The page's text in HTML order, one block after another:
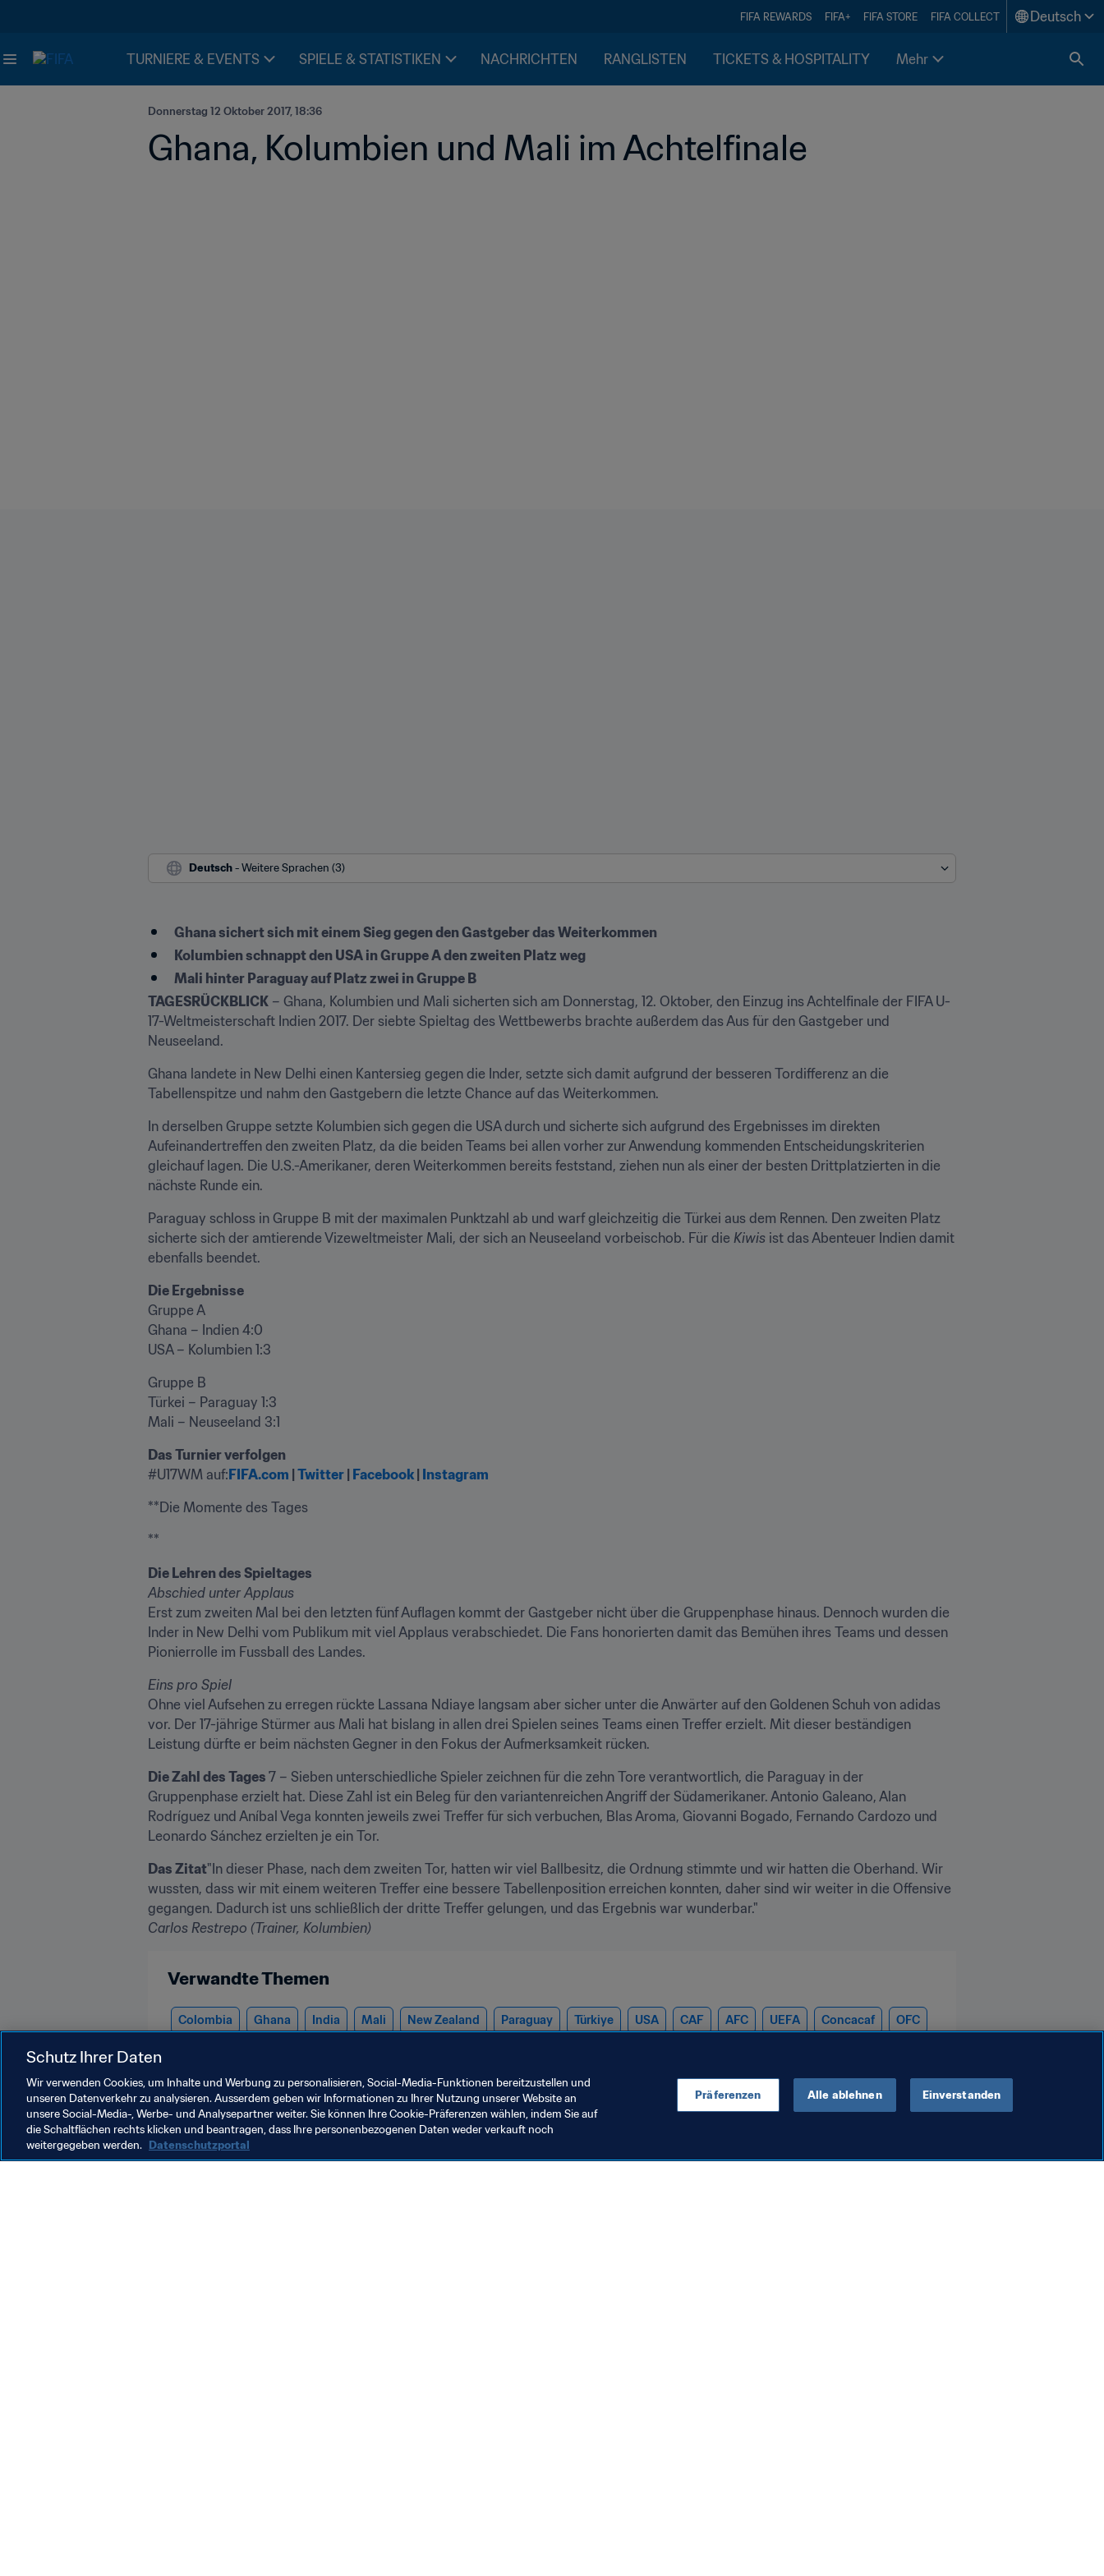
FIFA REWARDS FIFA+ FIFA STORE FIFA COLLECT Deutsch
TURNIERE & EVENTS SPIELE & STATISTIKEN NACHRICHTEN RANGLISTEN TICKETS & HOSPITALITY Mehr
Donnerstag 12 Oktober 2017, 18:36
Ghana, Kolumbien und Mali im Achtelfinale
Deutsch - Weitere Sprachen (3)
Ghana sichert sich mit einem Sieg gegen den Gastgeber das Weiterkommen
Kolumbien schnappt den USA in Gruppe A den zweiten Platz weg
Mali hinter Paraguay auf Platz zwei in Gruppe B
TAGESRÜCKBLICK – Ghana, Kolumbien und Mali sicherten sich am Donnerstag, 12. Oktober, den Einzug ins Achtelfinale der FIFA U-
17-Weltmeisterschaft Indien 2017. Der siebte Spieltag des Wettbewerbs brachte außerdem das Aus für den Gastgeber und
Neuseeland.
Ghana landete in New Delhi einen Kantersieg gegen die Inder, setzte sich damit aufgrund der besseren Tordifferenz an die
Tabellenspitze und nahm den Gastgebern die letzte Chance auf das Weiterkommen.
In derselben Gruppe setzte Kolumbien sich gegen die USA durch und sicherte sich aufgrund des Ergebnisses im direkten
Aufeinandertreffen den zweiten Platz, da die beiden Teams bei allen vorher zur Anwendung kommenden Entscheidungskriterien
gleichauf lagen. Die U.S.-Amerikaner, deren Weiterkommen bereits feststand, ziehen nun als einer der besten Drittplatzierten in die
nächste Runde ein.
Paraguay schloss in Gruppe B mit der maximalen Punktzahl ab und warf gleichzeitig die Türkei aus dem Rennen. Den zweiten Platz
sicherte sich der amtierende Vizeweltmeister Mali, der sich an Neuseeland vorbeischob. Für die Kiwis ist das Abenteuer Indien damit
ebenfalls beendet.
Die Ergebnisse
Gruppe A
Ghana – Indien 4:0
USA – Kolumbien 1:3
Gruppe B
Türkei – Paraguay 1:3
Mali – Neuseeland 3:1
Das Turnier verfolgen
#U17WM auf:FIFA.com | Twitter | Facebook | Instagram
**Die Momente des Tages
**
Die Lehren des Spieltages
Abschied unter Applaus
Erst zum zweiten Mal bei den letzten fünf Auflagen kommt der Gastgeber nicht über die Gruppenphase hinaus. Dennoch wurden die
Inder in New Delhi vom Publikum mit viel Applaus verabschiedet. Die Fans honorierten damit das Bemühen ihres Teams und dessen
Pionierrolle im Fussball des Landes.
Eins pro Spiel
Ohne viel Aufsehen zu erregen rückte Lassana Ndiaye langsam aber sicher unter die Anwärter auf den Goldenen Schuh von adidas
vor. Der 17-jährige Stürmer aus Mali hat bislang in allen drei Spielen seines Teams einen Treffer erzielt. Mit dieser beständigen
Leistung dürfte er beim nächsten Gegner in den Fokus der Aufmerksamkeit rücken.
Die Zahl des Tages 7 – Sieben unterschiedliche Spieler zeichnen für die zehn Tore verantwortlich, die Paraguay in der
Gruppenphase erzielt hat. Diese Zahl ist ein Beleg für den variantenreichen Angriff der Südamerikaner. Antonio Galeano, Alan
Rodríguez und Aníbal Vega konnten jeweils zwei Treffer für sich verbuchen, Blas Aroma, Giovanni Bogado, Fernando Cardozo und
Leonardo Sánchez erzielten je ein Tor.
Das Zitat"In dieser Phase, nach dem zweiten Tor, hatten wir viel Ballbesitz, die Ordnung stimmte und wir hatten die Oberhand. Wir
wussten, dass wir mit einem weiteren Treffer eine bessere Tabellenposition erreichen konnten, daher sind wir weiter in die Offensive
Carlos Restrepo (Trainer, Kolumbien)
Verwandte Themen
Colombia Ghana India Mali New Zealand Paraguay Türkiye USA CAF AFC UEFA Concacaf OFC
Schutz Ihrer Daten
Wir verwenden Cookies, um Inhalte und Werbung zu personalisieren, Social-Media-Funktionen bereitzustellen und
unseren Datenverkehr zu analysieren. Ausserdem geben wir Informationen zu Ihrer Nutzung unserer Website an
unsere Social-Media-, Werbe- und Analysepartner weiter. Sie können Ihre Cookie-Präferenzen wählen, indem Sie auf
die Schaltflächen rechts klicken und beantragen, dass Ihre personenbezogenen Daten weder verkauft noch
weitergegeben werden. Datenschutzportal
Präferenzen Alle ablehnen Einverstanden